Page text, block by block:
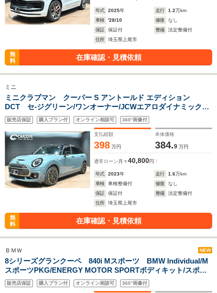
年式 2025年 走行 1.2万km
車検
'28/10 修復
なし
保証
保証付 整備
法定整備付
住所
埼玉県上尾市
無
料
在庫確認・見積依頼
ミニ
ミニクラブマン クーパー S アントールド エディション
DCT セ-ジグリーン/ワンオーナー/JCWエアロダイナミックキ
ッド/アント-ルドストライプ/専用ロゴプロジェクション/専用ロ
ゴ入りレザ-ステアリング/スポ-ツシ-ト/360ドライブレコーダー/
純正18インチAW/CarPlay
販売店保証 購入プラン付 オンライン相談可 360°画像付
支払総額
398 万円
本体価格
384.9 万円
通常ローン 月々40,800円
年式 2023年 走行 1.6万km
車検
車検整備付 修復
なし
保証
保証付 整備
法定整備付
住所
埼玉県上尾市
無
料
在庫確認・見積依頼
ＢＭＷ NEW
8シリーズグランクーペ 840i Mスポーツ BMW Individual/M
スポーツPKG/ENERGY MOTOR SPORTボディキット/スポー
ツスプリング/20インチAW/ハーマンカードンサウンド/ソフトク
ロージャ―/パーキングアシストプラス/BSM/HUD/ACC/BMWレ
販売店保証 購入プラン付 オンライン相談可 360°画像付